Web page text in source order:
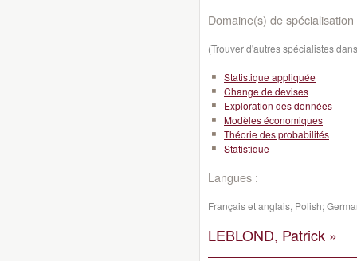
Domaine(s) de spécialisation
(Trouver d'autres spécialistes
Statistique appliquée
Change de devises
Exploration des données
Modèles économiques
Théorie des probabilités
Statistique
Langues :
Français et anglais, Polish;
LEBLOND, Patrick »